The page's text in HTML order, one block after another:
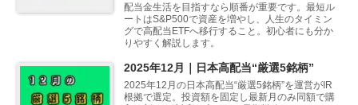
配当金生活を目指すなら順番が重要です。最短ル
ートはS&P500で資産を増やし、人生のタイミン
グで高配当ETFへ移行すること。初心者にも分か
りやすく解説します。
2025年12月｜日本高配当“厳選5銘柄”
2025年12月の日本高配当“厳選5銘柄”を運営がIR
根拠で選定。投資額を固定し最新月のみ同額で購